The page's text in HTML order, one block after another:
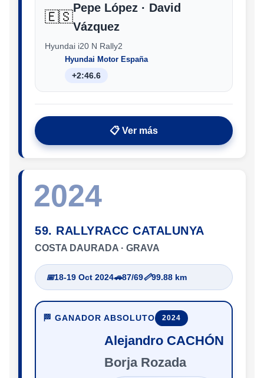
🇪🇸
Pepe López · David
Vázquez
Hyundai i20 N Rally2
Hyundai Motor España
+2:46.6
📋 Ver más
2024
59. RALLYRACC CATALUNYA
COSTA DAURADA · GRAVA
📅18-19 Oct 2024🚗87/69📏99.88 km
🏁 GANADOR ABSOLUTO 2024
Alejandro CACHÓN
Borja Rozada